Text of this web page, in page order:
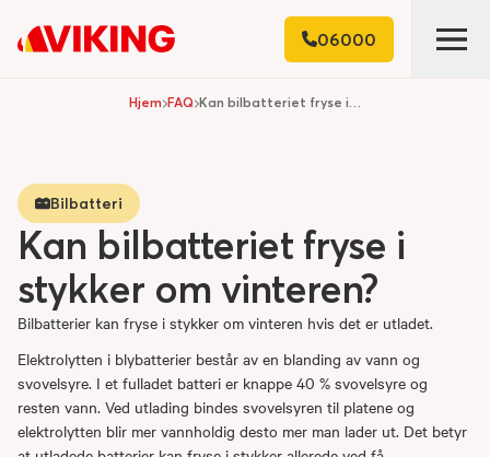
06000
Hjem FAQ Kan bilbatteriet fryse i stykker om vinteren?
Bilbatteri
Kan bilbatteriet fryse i
stykker om vinteren?
Bilbatterier kan fryse i stykker om vinteren hvis det er utladet.
Elektrolytten i blybatterier består av en blanding av vann og
svovelsyre. I et fulladet batteri er knappe 40 % svovelsyre og
resten vann. Ved utlading bindes svovelsyren til platene og
elektrolytten blir mer vannholdig desto mer man lader ut. Det betyr